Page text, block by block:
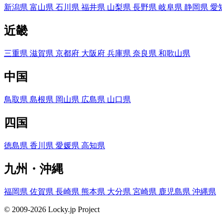
新潟県 富山県 石川県 福井県 山梨県 長野県 岐阜県 静岡県 愛
近畿
三重県 滋賀県 京都府 大阪府 兵庫県 奈良県 和歌山県
中国
鳥取県 島根県 岡山県 広島県 山口県
四国
徳島県 香川県 愛媛県 高知県
九州・沖縄
福岡県 佐賀県 長崎県 熊本県 大分県 宮崎県 鹿児島県 沖縄県
© 2009-2026 Locky.jp Project